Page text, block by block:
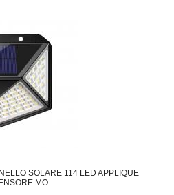
SOLARE 114 LED APPLIQUE
MO